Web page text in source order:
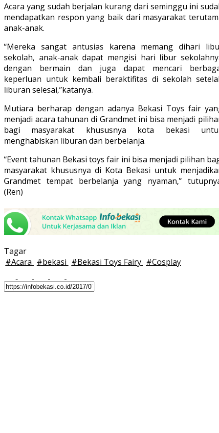
Acara yang sudah berjalan kurang dari seminggu ini
mendapatkan respon yang baik dari masyarakat
anak-anak.
“Mereka sangat antusias karena memang dihari
sekolah, anak-anak dapat mengisi hari libur
dengan bermain dan juga dapat mencari
keperluan untuk kembali beraktifitas di sekolah
liburan selesai,”katanya.
Mutiara berharap dengan adanya Bekasi Toys fair
menjadi acara tahunan di Grandmet ini bisa menjadi
bagi masyarakat khususnya kota bekasi
menghabiskan liburan dan berbelanja.
“Event tahunan Bekasi toys fair ini bisa menjadi pilihan
masyarakat khususnya di Kota Bekasi untuk
Grandmet tempat berbelanja yang nyaman,”
(Ren)
Tagar
#Acara #bekasi #Bekasi Toys Fairy #Cosplay